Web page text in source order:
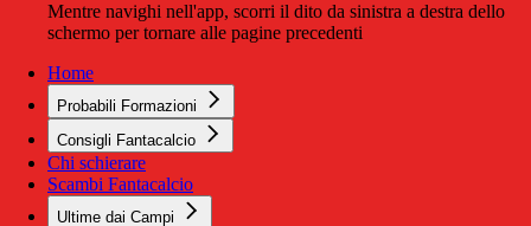
Mentre navighi nell'app, scorri il dito da sinistra a destra dello
schermo per tornare alle pagine precedenti
Home
Probabili Formazioni
Consigli Fantacalcio
Chi schierare
Scambi Fantacalcio
Ultime dai Campi